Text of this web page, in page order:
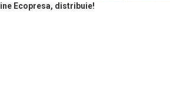
Ecopresa, distribuie!